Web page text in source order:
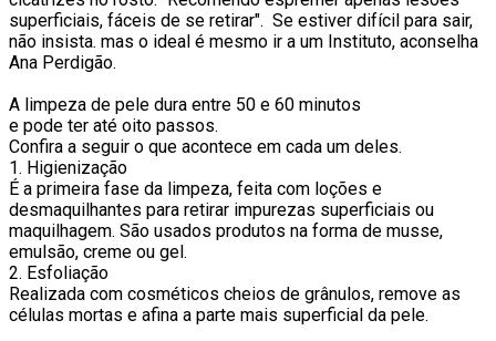
superficiais, fáceis de se retirar". Se estiver difícil para sair,
não insista. mas o ideal é mesmo ir a um Instituto, aconselha
Ana Perdigão.
A limpeza de pele dura entre 50 e 60 minutos
e pode ter até oito passos.
Confira a seguir o que acontece em cada um deles.
1. Higienização
É a primeira fase da limpeza, feita com loções e
desmaquilhantes para retirar impurezas superficiais ou
maquilhagem. São usados produtos na forma de musse,
emulsão, creme ou gel.
2. Esfoliação
Realizada com cosméticos cheios de grânulos, remove as
células mortas e afina a parte mais superficial da pele.